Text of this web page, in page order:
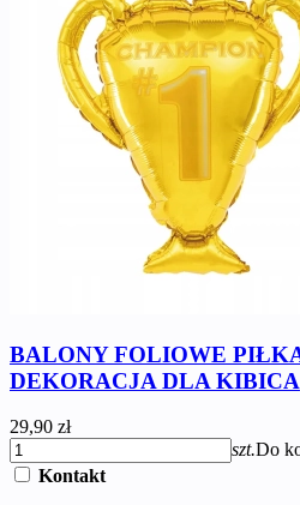
BALONY FOLIOWE
DEKORACJA DLA KIBICA
29,90 zł
szt.Do
Kontakt